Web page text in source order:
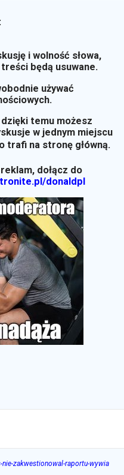
i wolność słowa,
będą usuwane.
używać
temu możesz
w jednym miejscu
trafi na stronę główną.
dołącz do
donaldpl
zakwestionowal-raportu-wywia